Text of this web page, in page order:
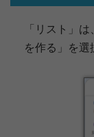
「リスト」
を作る」を選